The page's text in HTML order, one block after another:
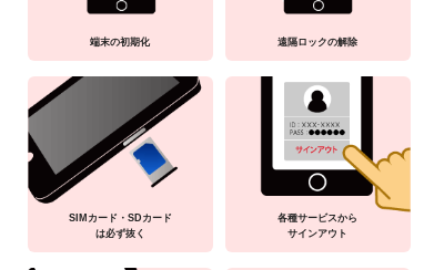
端末の初期化 遠隔ロックの解除
SIMカード・SDカード
は必ず抜く
各種サービスから
サインアウト